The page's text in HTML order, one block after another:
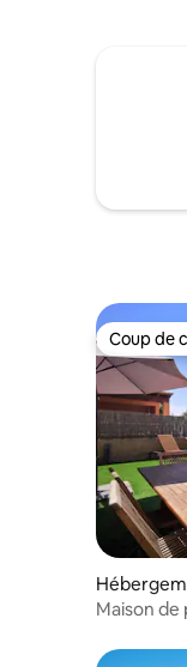
Lors du
d'identité
le check-
Coup de
Coup de
Maison de